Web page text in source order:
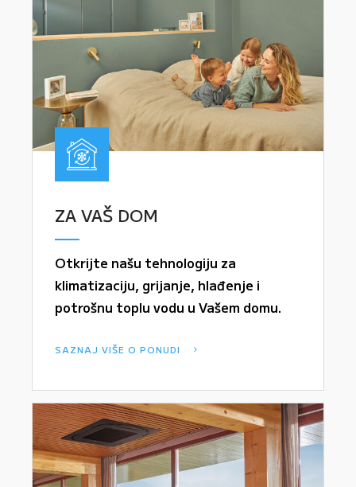
ZA VAŠ DOM
Otkrijte našu tehnologiju za
klimatizaciju, grijanje, hlađenje i
potrošnu toplu vodu u Vašem domu.
SAZNAJ VIŠE O PONUDI